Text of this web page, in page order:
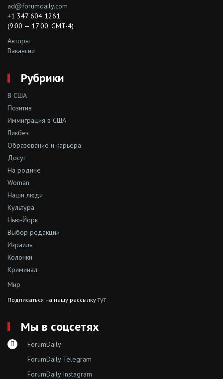
ad@forumdaily.com
+1 347 604 1261
(9:00 — 17:00, GMT-4)
Авторы
Вакансии
Рубрики
В США
Позитив
Иммиграция в США
Ликбез
Образование и карьера
Досуг
На родине
Woman
Наши люди
Культура
Нью-Йорк
Выбор редакции
Израиль
Колонки
Криминал
Мир
Подписаться на нашу рассылкутут
Мы в соцсетях
ForumDaily
ForumDaily Telegram
ForumDaily Instagram